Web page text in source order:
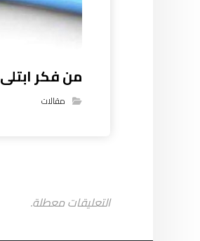
من فكر ابتلى
مقالات
التعليقات معطلة.